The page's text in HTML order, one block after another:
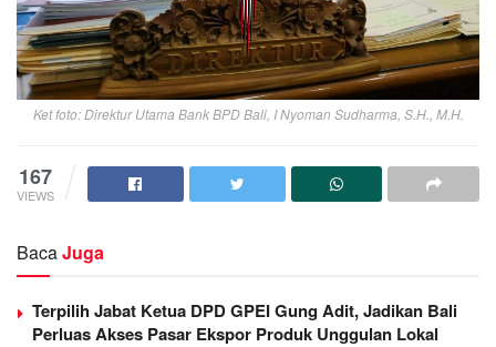
Ket foto: Direktur Utama Bank BPD Bali, I Nyoman Sudharma, S.H., M.H.
167
VIEWS
BacaJuga
Terpilih Jabat Ketua DPD GPEI Gung Adit, Jadikan Bali
Perluas Akses Pasar Ekspor Produk Unggulan Lokal